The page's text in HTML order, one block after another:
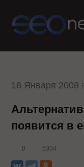
18 Января 2008
появится в
0 5304